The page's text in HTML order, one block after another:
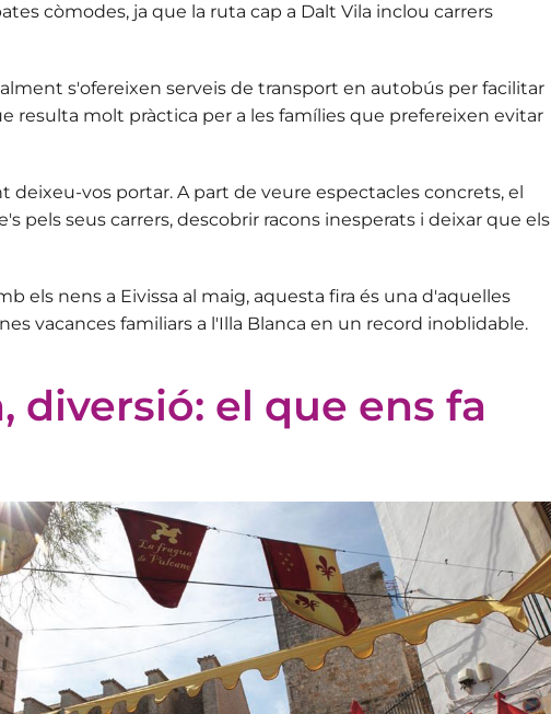
còmodes, ja que la ruta cap a Dalt Vila inclou carrers
s'ofereixen serveis de transport en autobús per facilitar
resulta molt pràctica per a les famílies que prefereixen evitar
deixeu-vos portar. A part de veure espectacles concrets, el
pels seus carrers, descobrir racons inesperats i deixar que els
els nens a Eivissa al maig, aquesta fira és una d'aquelles
vacances familiars a l'Illa Blanca en un record inoblidable.
diversió: el que ens fa